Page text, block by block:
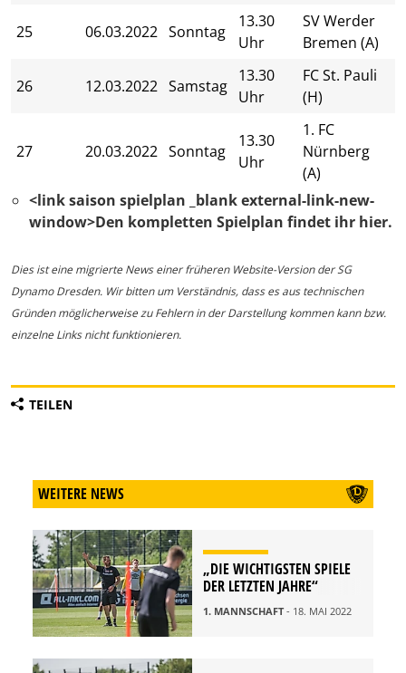
25 06.03.2022 Sonntag
13.30
Uhr
SV Werder
Bremen (A)
26 12.03.2022 Samstag
13.30
Uhr
FC St. Pauli
(H)
27 20.03.2022 Sonntag
13.30
Uhr
1. FC
Nürnberg
(A)
<link saison spielplan _blank external-link-new-
window>Den kompletten Spielplan findet ihr hier.
Dies ist eine migrierte News einer früheren Website-Version der SG
Dynamo Dresden. Wir bitten um Verständnis, dass es aus technischen
Gründen möglicherweise zu Fehlern in der Darstellung kommen kann bzw.
einzelne Links nicht funktionieren.
TEILEN
WEITERE NEWS
„DIE WICHTIGSTEN SPIELE
DER LETZTEN JAHRE“
1. MANNSCHAFT- 18. MAI 2022